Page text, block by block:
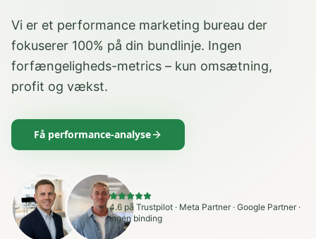
Vi er et performance marketing bureau der
fokuserer 100% på din bundlinje. Ingen
forfængeligheds-metrics – kun omsætning,
profit og vækst.
Få performance-analyse
4.6 på Trustpilot · Meta Partner · Google Partner ·
Ingen binding